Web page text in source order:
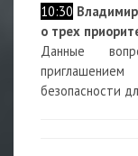
10:30
о трех
Данные
безопасности